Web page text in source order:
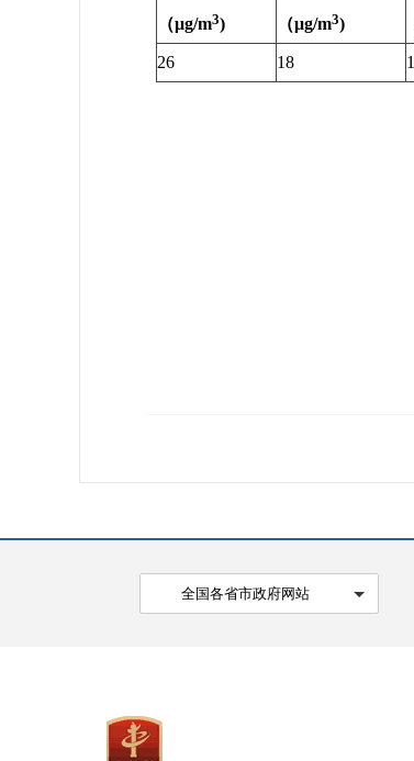
（μg/m3) （μg/m3)
26 18
全国各省市政府网站